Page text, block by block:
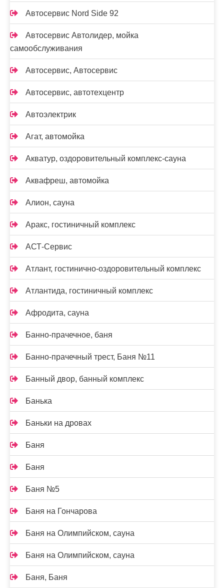
Автосервис Nord Side 92
Автосервис Автолидер, мойка
самообслуживания
Автосервис, Автосервис
Автосервис, автотехцентр
Автоэлектрик
Агат, автомойка
Акватур, оздоровительный комплекс-сауна
Аквафреш, автомойка
Алион, сауна
Аракс, гостиничный комплекс
АСТ-Сервис
Атлант, гостинично-оздоровительный комплекс
Атлантида, гостиничный комплекс
Афродита, сауна
Банно-прачечное, баня
Банно-прачечный трест, Баня №11
Банный двор, банный комплекс
Банька
Баньки на дровах
Баня
Баня
Баня №5
Баня на Гончарова
Баня на Олимпийском, сауна
Баня на Олимпийском, сауна
Баня, Баня